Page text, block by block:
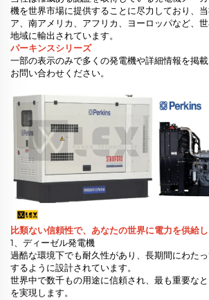
機を世界市場に提供することに尽力しており、
ア、南アメリカ、アフリカ、ヨーロッパなど、
地域に輸出されています。
パーキンスシリーズ
一部の表示のみで多くの発電機や詳細情報を掲
お問い合わせください。
比類ない信頼性で、あなたの世界に電力を供給
1、ディーゼル発電機
過酷な環境下でも耐久性があり、長期間にわた
するように設計されています。
世界中で数千もの用途に信頼され、最も重要な
を実現します。